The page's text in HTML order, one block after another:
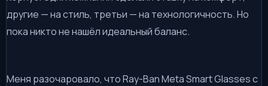
другие — на стиль, третьи — на технологичность. Но
пока никто не нашёл идеальный баланс.
Меня разочаровало, что Ray-Ban Meta Smart Glasses с